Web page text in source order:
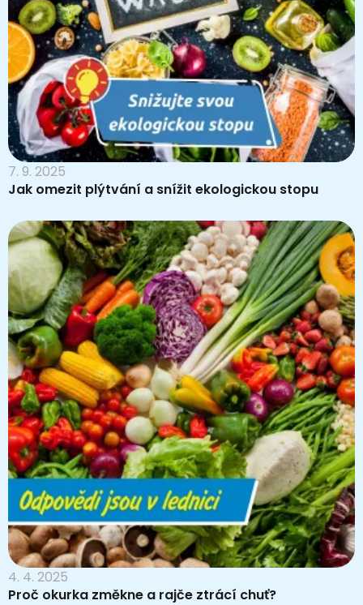
7. 9. 2025
Jak omezit plýtvání a snížit ekologickou stopu
4. 4. 2025
Proč okurka změkne a rajče ztrácí chuť?